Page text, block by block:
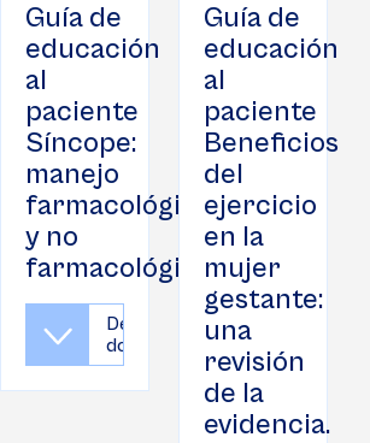
Guía de
educación
al
paciente
Síncope:
manejo
farmacológico
y no
farmacológico
Descargar
documento
Guía de
educación
al
paciente
Beneficios
del
ejercicio
en la
mujer
gestante:
una
revisión
de la
evidencia.